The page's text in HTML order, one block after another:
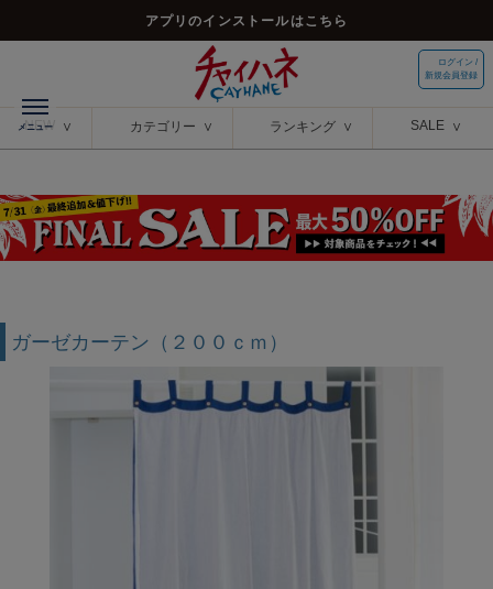
アプリのインストールはこちら
ログイン /
新規会員登録
NEW カテゴリー ランキング SALE
ガーゼカーテン（２００ｃｍ）